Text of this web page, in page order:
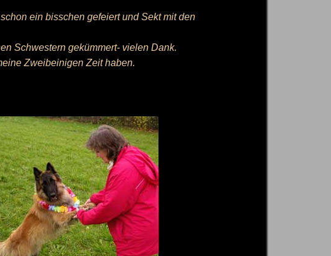
ein bisschen gefeiert und Sekt mit den
Schwestern gekümmert- vielen Dank.
Zweibeinigen Zeit haben.